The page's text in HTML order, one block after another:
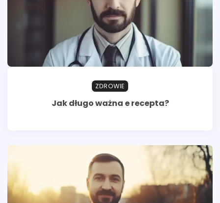
ZDROWIE
Jak długo ważna e recepta?